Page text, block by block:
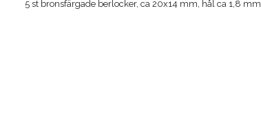
5 st bronsfärgade berlocker, ca 20x14 mm, hål ca 1,8 mm